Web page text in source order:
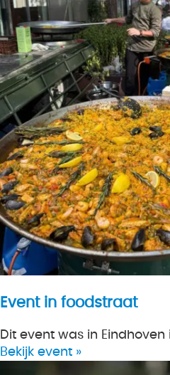
Event in foodstraat
Dit event was in Eindhoven
Bekijk event »